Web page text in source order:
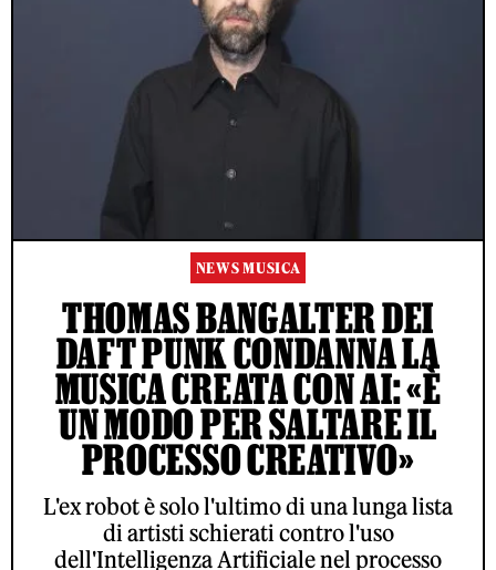
NEWS MUSICA
THOMAS BANGALTER DEI
DAFT PUNK CONDANNA LA
MUSICA CREATA CON AI: «È
UN MODO PER SALTARE IL
PROCESSO CREATIVO»
L'ex robot è solo l'ultimo di una lunga lista
di artisti schierati contro l'uso
dell'Intelligenza Artificiale nel processo